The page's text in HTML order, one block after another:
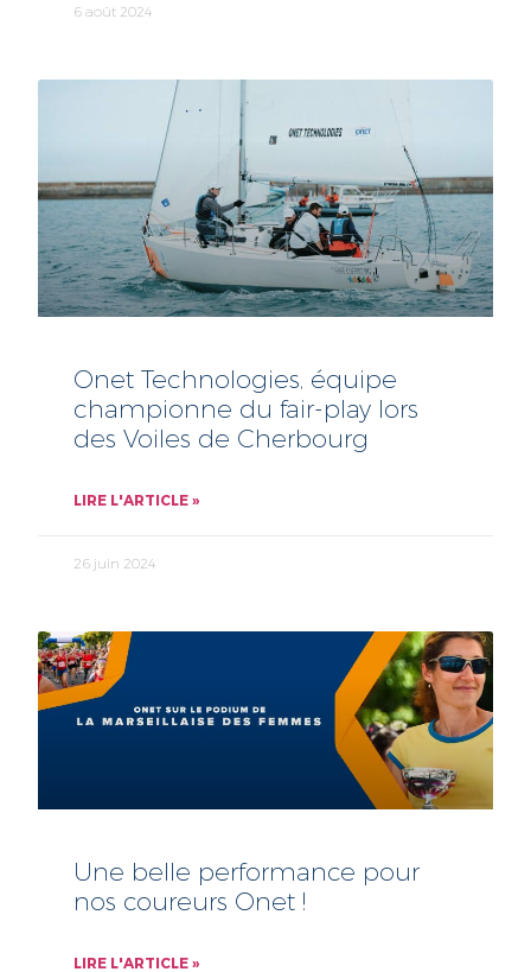
6 août 2024
Onet Technologies, équipe
championne du fair-play lors
des Voiles de Cherbourg
LIRE L'ARTICLE »
26 juin 2024
Une belle performance pour
nos coureurs Onet !
LIRE L'ARTICLE »